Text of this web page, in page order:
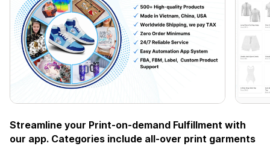
Streamline your Print-on-demand Fulfillment with
our app. Categories include all-over print garments